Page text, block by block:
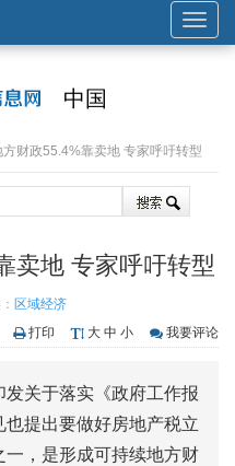
展
开
导
中国
财政55.4%靠卖地 专家呼吁转型
卖地 专家呼吁转型
区域经济
打印
大 中 小 我要评论
发关于落实《政府工作报
提出要做好房地产税立
，是形成可持续地方财